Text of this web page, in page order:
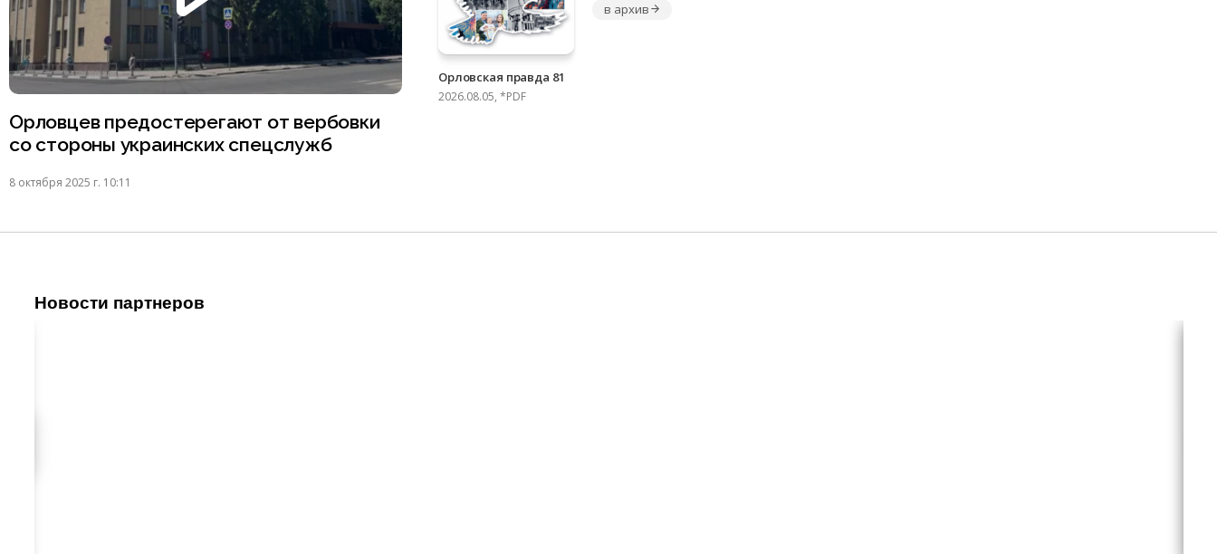
Орловцев предостерегают от вербовки
со стороны украинских спецслужб
8 октября 2025 г. 10:11
Орловская правда 81
2026.08.05, *PDF
в архив
Новости партнеров